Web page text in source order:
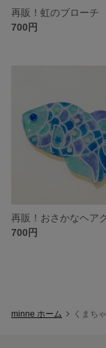
再販！虹のブローチ
700円
再販！おさかなヘア
700円
minne ホーム くまち